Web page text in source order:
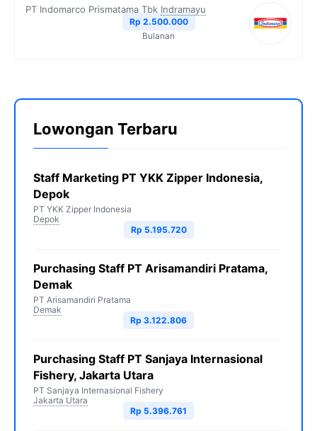
PT Indomarco Prismatama Tbk Indramayu
Rp 2.500.000
Bulanan
Lowongan Terbaru
Staff Marketing PT YKK Zipper Indonesia,
Depok
PT YKK Zipper Indonesia
Depok
Rp 5.195.720
Purchasing Staff PT Arisamandiri Pratama,
Demak
PT Arisamandiri Pratama
Demak
Rp 3.122.806
Purchasing Staff PT Sanjaya Internasional
Fishery, Jakarta Utara
PT Sanjaya Internasional Fishery
Jakarta Utara
Rp 5.396.761